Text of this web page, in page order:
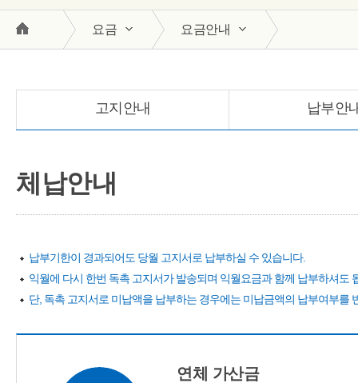
요금 요금안내
고지안내 납부안
체납안내
납부기한이 경과되어도 당월 고지서로 납부하실 수 있습니다.
익월에 다시 한번 독촉 고지서가 발송되며 익월요금과 함께 납부하셔도
단, 독촉 고지서로 미납액을 납부하는 경우에는 미납금액의 납부여부를
연체 가산금